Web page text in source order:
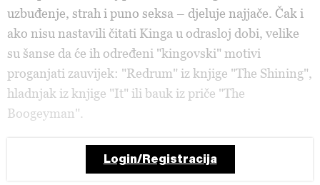
uzbuđenje, strah i puno seksa – djeluje najjače. Čak i
ako nisu nastavili čitati Kinga u odrasloj dobi, velike
su šanse da će ih određeni "kingovski" motivi
proganjati zauvijek: "Redrum" iz knjige "The Shining",
hladnjak iz knjige "It" ili bauk iz priče "The
Boogeyman".
Login/Registracija